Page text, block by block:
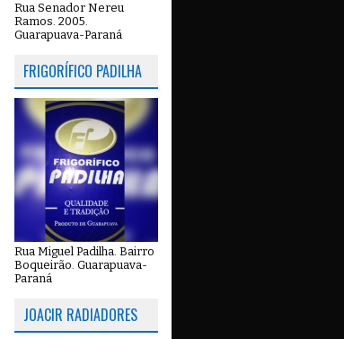
Rua Senador Nereu
Ramos. 2005.
Guarapuava-Paraná
FRIGORÍFICO PADILHA
Rua Miguel Padilha. Bairro
Boqueirão. Guarapuava-
Paraná
JOACIR RADIADORES